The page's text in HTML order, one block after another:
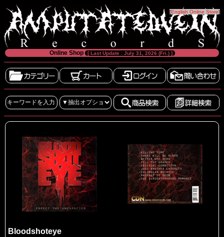
[English Online Store]
Online Shop [ Last Update : July 31, 2026 (Fri.) ]
Bloodshoteye